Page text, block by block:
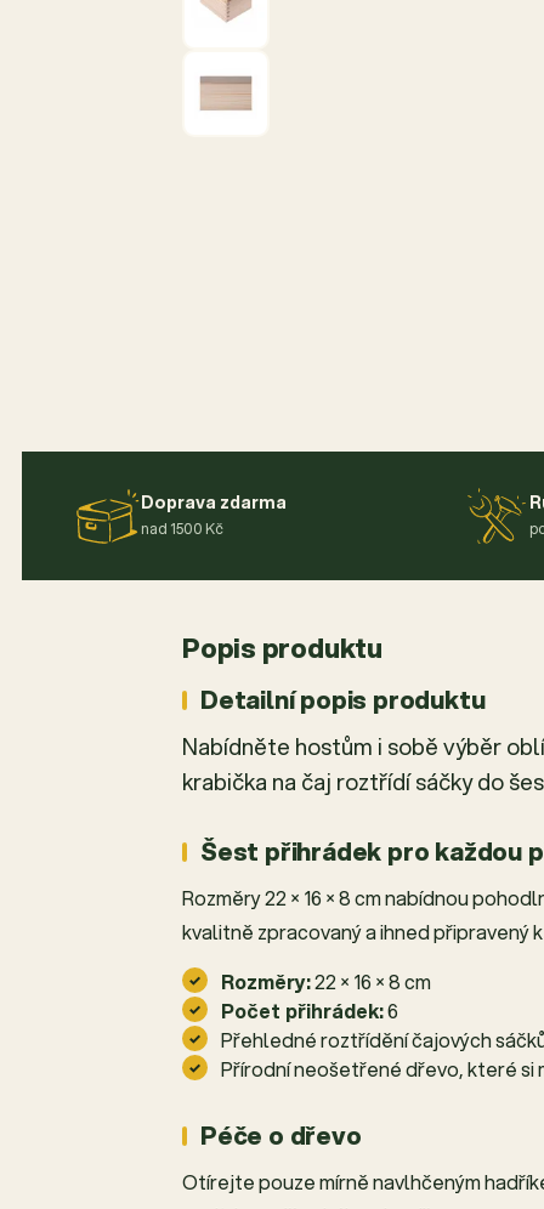
Doprava zdarma
nad 1500 Kč
Popis produktu
Detailní popis produktu
Nabídněte hostům i sobě výběr
krabička na čaj roztřídí sáčky do
Šest přihrádek pro každou
Rozměry 22 × 16 × 8 cm nabídnou
kvalitně zpracovaný a ihned připravený
Rozměry:22 × 16 × 8 cm
Počet přihrádek:6
Přehledné roztřídění čajových
Přírodní neošetřené dřevo, které
Péče o dřevo
Otírejte pouze mírně navlhčeným